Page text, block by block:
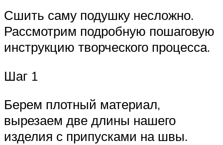
Сшить саму подушку несложно.
Рассмотрим подробную пошаговую
инструкцию творческого процесса.
Шаг 1
Берем плотный материал,
вырезаем две длины нашего
изделия с припусками на швы.